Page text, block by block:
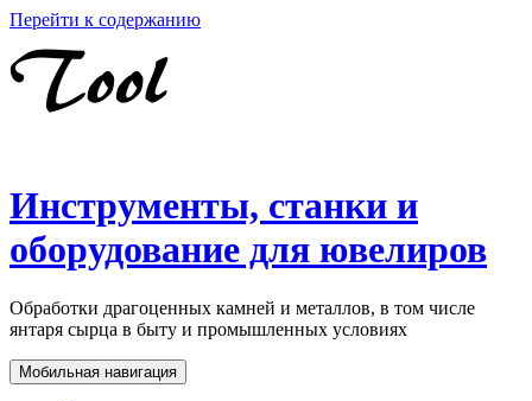
Перейти к содержанию
Инструменты, станки и
оборудование для ювелиров
Обработки драгоценных камней и металлов, в том числе
янтаря сырца в быту и промышленных условиях
Мобильная навигация